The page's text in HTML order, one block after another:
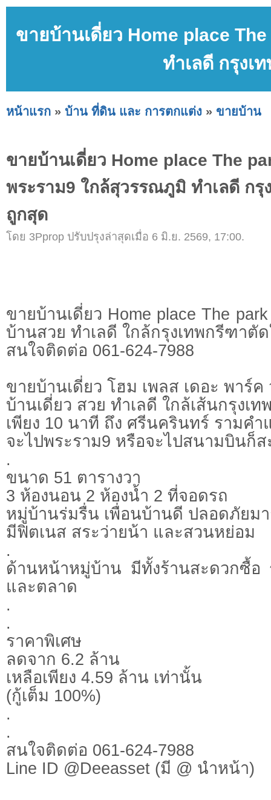
ขายบ้านเดี่ยว Home place
ทำเลดี กรุงเ
หน้าแรก » บ้าน ที่ดิน และ การตกแต่ง » ขายบ้าน
ขายบ้านเดี่ยว Home place The
พระราม9 ใกล้สุวรรณภูมิ ทำเลดี ก
ถูกสุด
โดย 3Pprop ปรับปรุงล่าสุดเมื่อ 6 มิ.ย. 2569, 17:00.
ขายบ้านเดี่ยว Home place The
บ้านสวย ทำเลดี ใกล้กรุงเทพกรีฑาตั
สนใจติดต่อ 061-624-7988
ขายบ้านเดี่ยว โฮม เพลส เดอะ พาร์
บ้านเดี่ยว สวย ทำเลดี ใกล้เส้นกรุงเ
เพียง 10 นาที ถึง ศรีนครินทร์ รามคำ
จะไปพระราม9 หรือจะไปสนามบินก็
.
ขนาด 51 ตารางวา
3 ห้องนอน 2 ห้องน้ำ 2 ที่จอดรถ
หมู่บ้านร่มรื่น เพื่อนบ้านดี ปลอดภัยม
มีฟิตเนส สระว่ายน้า และสวนหย่อม
.
ด้านหน้าหมู่บ้าน มีทั้งร้านสะดวกซื้อ
และตลาด
.
.
ราคาพิเศษ
ลดจาก 6.2 ล้าน
เหลือเพียง 4.59 ล้าน เท่านั้น
(กู้เต็ม 100%)
.
.
สนใจติดต่อ 061-624-7988
Line ID @Deeasset (มี @ นำหน้า)